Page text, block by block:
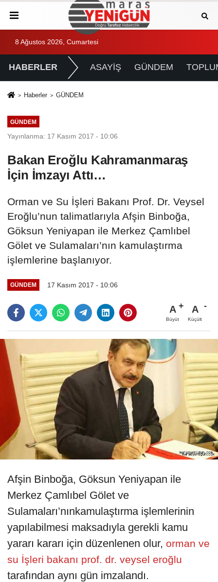
8 Ağustos 2026, Cumartesi
HABERLER ASAYİŞ GÜNDEM
Haberler GÜNDEM
GÜNDEM
Yayınlanma: 17 Kasım 2017 - 10:06
Bakan Eroğlu Kahramanmaraş
İçin İmzayı Attı…
Orman ve Su İşleri Bakanı Prof. Dr. Veysel
Eroğlu’nun talimatlarıyla Afşin Binboğa,
Göksun Yeniyapan ile Merkez Çamlıbel
Gölet ve Sulamaları’nın kamulaştırma
işlemlerine başlanıyor.
GÜNDEM 17 Kasım 2017 - 10:06
A
Büyüt
A
Küçült
Afşin Binboğa, Göksun Yeniyapan ile
Merkez Çamlıbel Gölet ve
Sulamaları’nınkamulaştırma işlemlerinin
yapılabilmesi maksadıyla gerekli kamu
yararı kararı için düzenlenen olur, orman ve
su İşleri bakanı prof. dr. veysel eroğlu
tarafından aynı gün imzalandı.